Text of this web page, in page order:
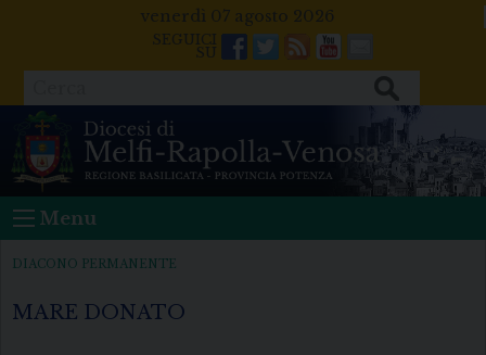
venerdì 07 agosto 2026
Facebook
Twitter
FeedsYoutube
Mail
Menu
DIACONO PERMANENTE
MARE DONATO